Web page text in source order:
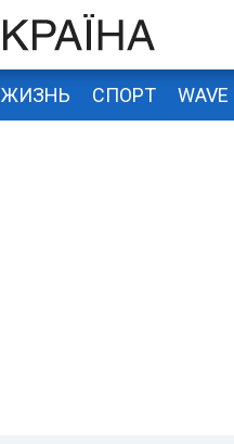
ЖИЗНЬ СПОРТ WAVE